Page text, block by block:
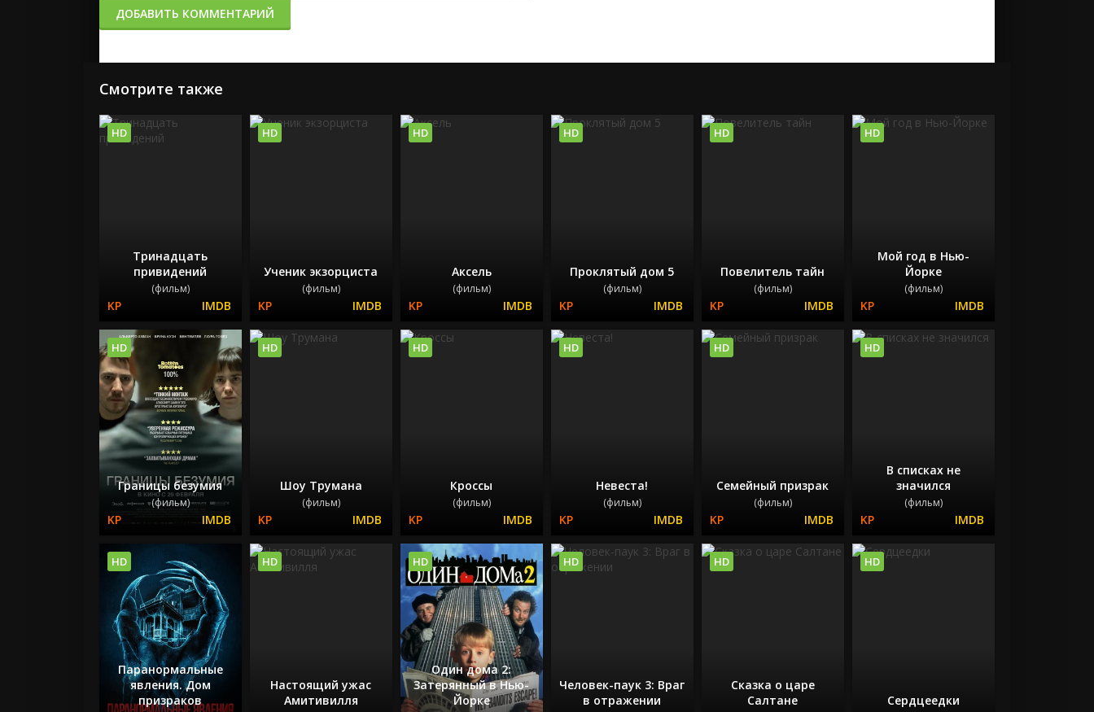
ДОБАВИТЬ КОММЕНТАРИЙ
Смотрите также
Тринадцать
привидений
(фильм)
HD
Ученик экзорциста
(фильм)
HD
Аксель
(фильм)
HD
Проклятый дом 5
(фильм)
HD
Повелитель тайн
(фильм)
HD
Мой год в Нью-
Йорке
(фильм)
HD
Границы безумия
(фильм)
HD
Шоу Трумана
(фильм)
HD
Кроссы
(фильм)
HD
Невеста!
(фильм)
HD
Семейный призрак
(фильм)
HD
В списках не
значился
(фильм)
HD
Паранормальные
явления. Дом
призраков
HD
Настоящий ужас
Амитивилля
HD
Один дома 2:
Затерянный в Нью-
Йорке
HD
Человек-паук 3: Враг
в отражении
HD
Сказка о царе
Салтане
HD
Сердцеедки
HD